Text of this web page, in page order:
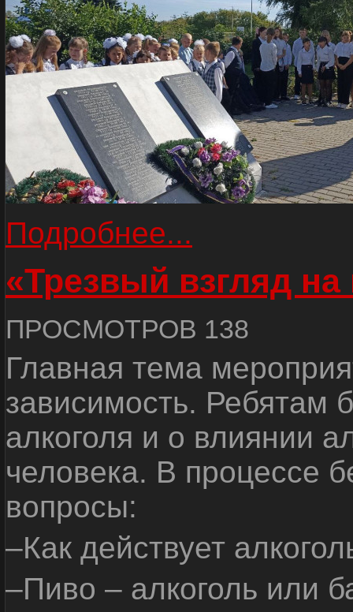
Подробнее...
«Трезвый взгляд на
ПРОСМОТРОВ 138
Главная тема
зависимость. Ребятам
алкоголя и о влиянии
человека. В процессе
вопросы:
–Как действует
–Пиво – алкоголь или